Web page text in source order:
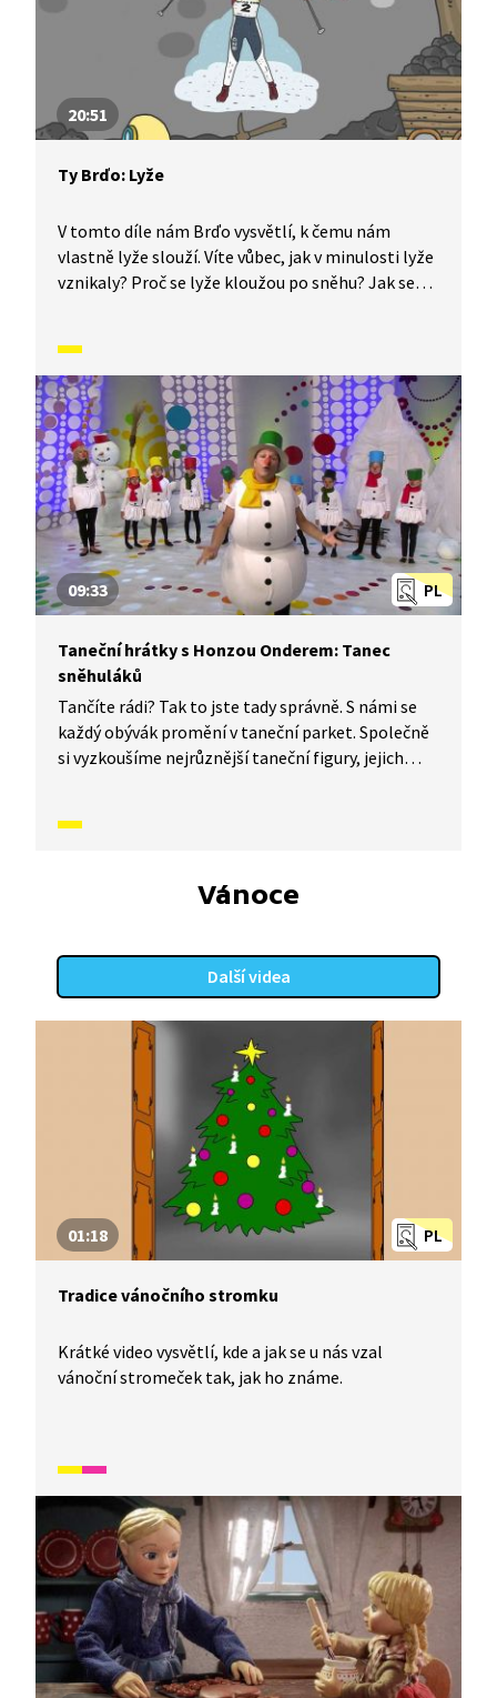
20:51
Ty Brďo: Lyže
V tomto díle nám Brďo vysvětlí, k čemu nám
vlastně lyže slouží. Víte vůbec, jak v minulosti lyže
vznikaly? Proč se lyže kloužou po sněhu? Jak se
dokonce se dá lyžovat i v Africe! Zajímá vás více
informací o lyžařských disciplínách? Jestli ano,
tak si tenhle díl nenechte ujít!
PL
09:33
Taneční hrátky s Honzou Onderem: Tanec
sněhuláků
Tančíte rádi? Tak to jste tady správně. S námi se
každý obývák promění v taneční parket. Společně
si vyzkoušíme nejrůznější taneční figury, jejich
vás inspirovali a udělali z vás krále či královnu
jak to vypadá, když se tančí tanec sněhuláků.
Vánoce
Další videa
PL
01:18
Tradice vánočního stromku
Krátké video vysvětlí, kde a jak se u nás vzal
vánoční stromeček tak, jak ho známe.